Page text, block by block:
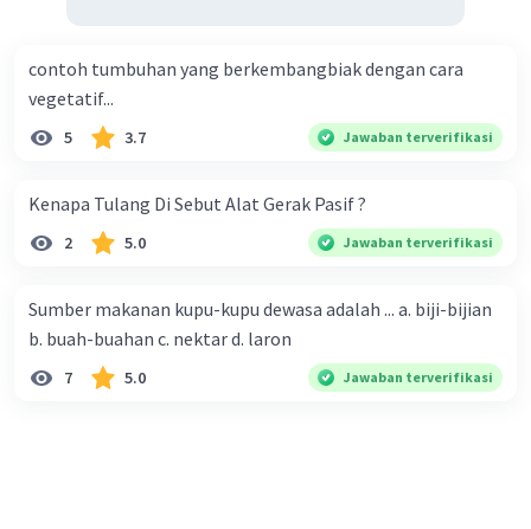
contoh tumbuhan yang berkembangbiak dengan cara
vegetatif...
5 3.7 Jawaban terverifikasi
Kenapa Tulang Di Sebut Alat Gerak Pasif ?
2 5.0 Jawaban terverifikasi
Sumber makanan kupu-kupu dewasa adalah ... a. biji-bijian
b. buah-buahan c. nektar d. laron
7 5.0 Jawaban terverifikasi